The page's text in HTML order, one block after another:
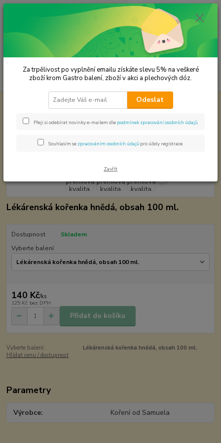
Menu
Hledat
ks
za 0,00 Kč
Premium koření Anýz celý premiová kvalita
Anýz celý premiová kvalita
Lékárenská kořenka hnědá, obsah 100 ml.
Dostupnost
Skladem
Vyberte balení
140 Kč/ks
125 Kč bez DPH
Přidat do košíku
Vyberte balení:
Lékárenská kořenka hnědá, obsah 100 ml.
Hlídat cenu / dostupnost
Parametry
Výrobce Koření od Samuela
Za trpělivost po vyplnění emailu získáte slevu 5% na veškeré
zboží krom Gastro balení, zboží v akci a plechových dóz.
Odeslat
Přeji si odebírat novinky e-mailem dle podmínek zpracování osobních údajů
Souhlasím se zpracováním osobních údajů pro účely registrace.
Zavřít